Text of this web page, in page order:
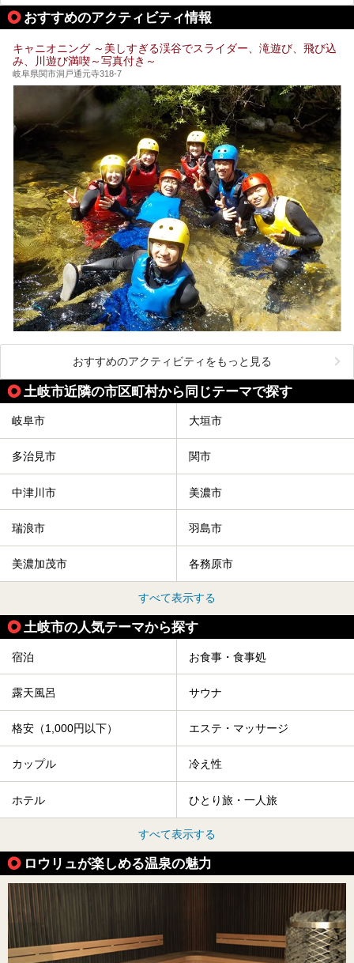
本記事では、下呂温泉エリアにあるおすすめの観光スポット
をご紹介するとともに散策する際のモデルコースもご提案。
下呂温泉観光をたっぷりとガイドします！
おすすめのアクティビティ情報
キャニオニング ～美しすぎる渓谷でスライダー、滝遊び、飛び込
み、川遊び満喫～写真付き～
岐阜県関市洞戸通元寺318-7
おすすめのアクティビティをもっと見る
土岐市近隣の市区町村から同じテーマで探す
岐阜市 大垣市
多治見市 関市
中津川市 美濃市
瑞浪市 羽島市
美濃加茂市 各務原市
すべて表示する
土岐市の人気テーマから探す
宿泊 お食事・食事処
露天風呂 サウナ
格安（1,000円以下） エステ・マッサージ
カップル 冷え性
ホテル ひとり旅・一人旅
すべて表示する
ロウリュが楽しめる温泉の魅力